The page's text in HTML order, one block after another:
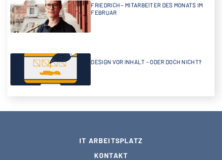
FRIEDRICH – MITARBEITER DES MONATS IM
FEBRUAR
DESIGN VOR INHALT - ODER DOCH NICHT?
IT ARBEITSPLATZ
KONTAKT